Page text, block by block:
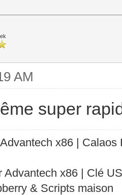
AM
super
x86 |
Advantech x86 | Clé
& Scripts maison